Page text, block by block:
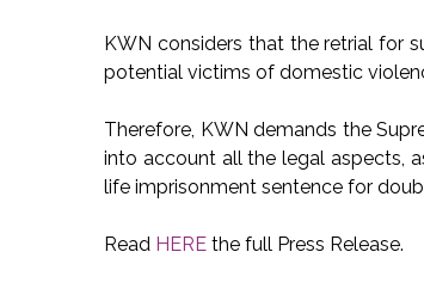
KWN considers that the retrial for
potential victims of domestic
Therefore, KWN demands the
into account all the legal aspects,
life imprisonment sentence for
Read HERE the full Press Release.